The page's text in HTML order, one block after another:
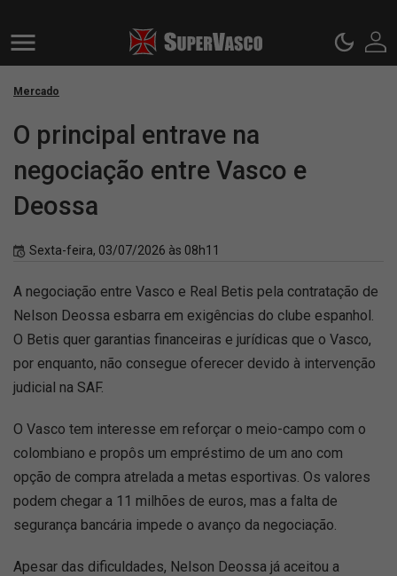
Mercado
O principal entrave na
negociação entre Vasco e
Deossa
Sexta-feira, 03/07/2026 às 08h11
A negociação entre Vasco e Real Betis pela contratação de
Nelson Deossa esbarra em exigências do clube espanhol.
O Betis quer garantias financeiras e jurídicas que o Vasco,
por enquanto, não consegue oferecer devido à intervenção
judicial na SAF.
O Vasco tem interesse em reforçar o meio-campo com o
colombiano e propôs um empréstimo de um ano com
opção de compra atrelada a metas esportivas. Os valores
podem chegar a 11 milhões de euros, mas a falta de
segurança bancária impede o avanço da negociação.
Apesar das dificuldades, Nelson Deossa já aceitou a